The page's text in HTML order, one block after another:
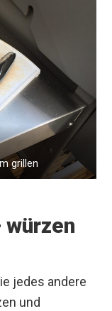
grillen
jedes andere
und